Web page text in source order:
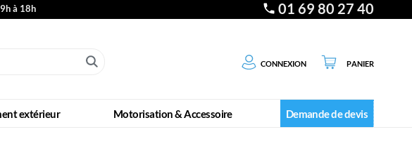
à 18h 01 69 80 27 40
Connexion Panier
extérieur Motorisation & Accessoire Demande de devis